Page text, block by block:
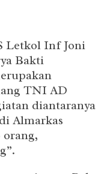
Letkol Inf Joni
Bakti
TNI AD
diantaranya
Almarkas